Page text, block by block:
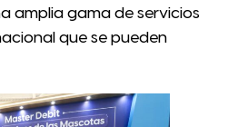
amplia gama de servicios
que se pueden